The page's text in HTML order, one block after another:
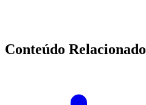
Conteúdo Relacionado